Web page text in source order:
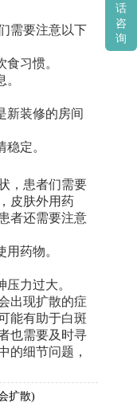
需要注意以下
习惯。
新装修的房间
定。
，患者们需要
皮肤外用药
者还需要注意
药物。
力过大。
出现扩散的症
能有助于白斑
也需要及时寻
的细节问题，
扩散)
话
咨
询